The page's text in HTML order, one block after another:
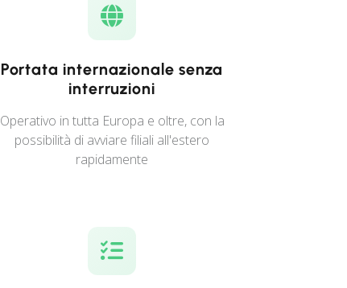
Portata internazionale senza
interruzioni
Operativo in tutta Europa e oltre, con la
possibilità di avviare filiali all'estero
rapidamente